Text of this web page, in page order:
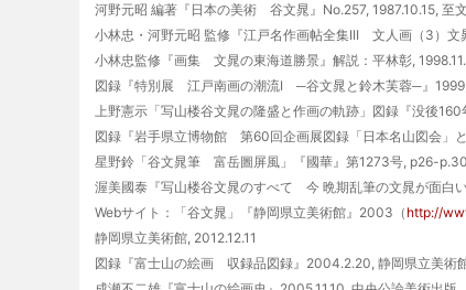
河野元昭 編著『日本の美術 谷文晁』No.257, 1987.10.15, 至
小林忠・河野元昭 監修『江戸名作画帖全集III 文人画（3）
小林忠監修『画集 文晁の東海道勝景』解説：平林彰,
図録『特別展 江戸南画の潮流I ─谷文晁と鈴木芙蓉─』
上野憲示「写山楼谷文晁の隆盛と作画の軌跡」図録『没後
図録『岩手県立博物館 第60回企画展図録「日本名山図会」
星野鈴「谷文晁筆 富岳圖屏風」『國華』第1273号, p26-
渥美國泰『写山楼谷文晁のすべて 今 晩期乱筆の文晁が面白
Webサイト：「谷文晁」『静岡県立美術館』2003（ http://
静岡県立美術館, 2012.12.11
図録『富士山の絵画 収録品図録』2004.2.20, 静岡県立美術